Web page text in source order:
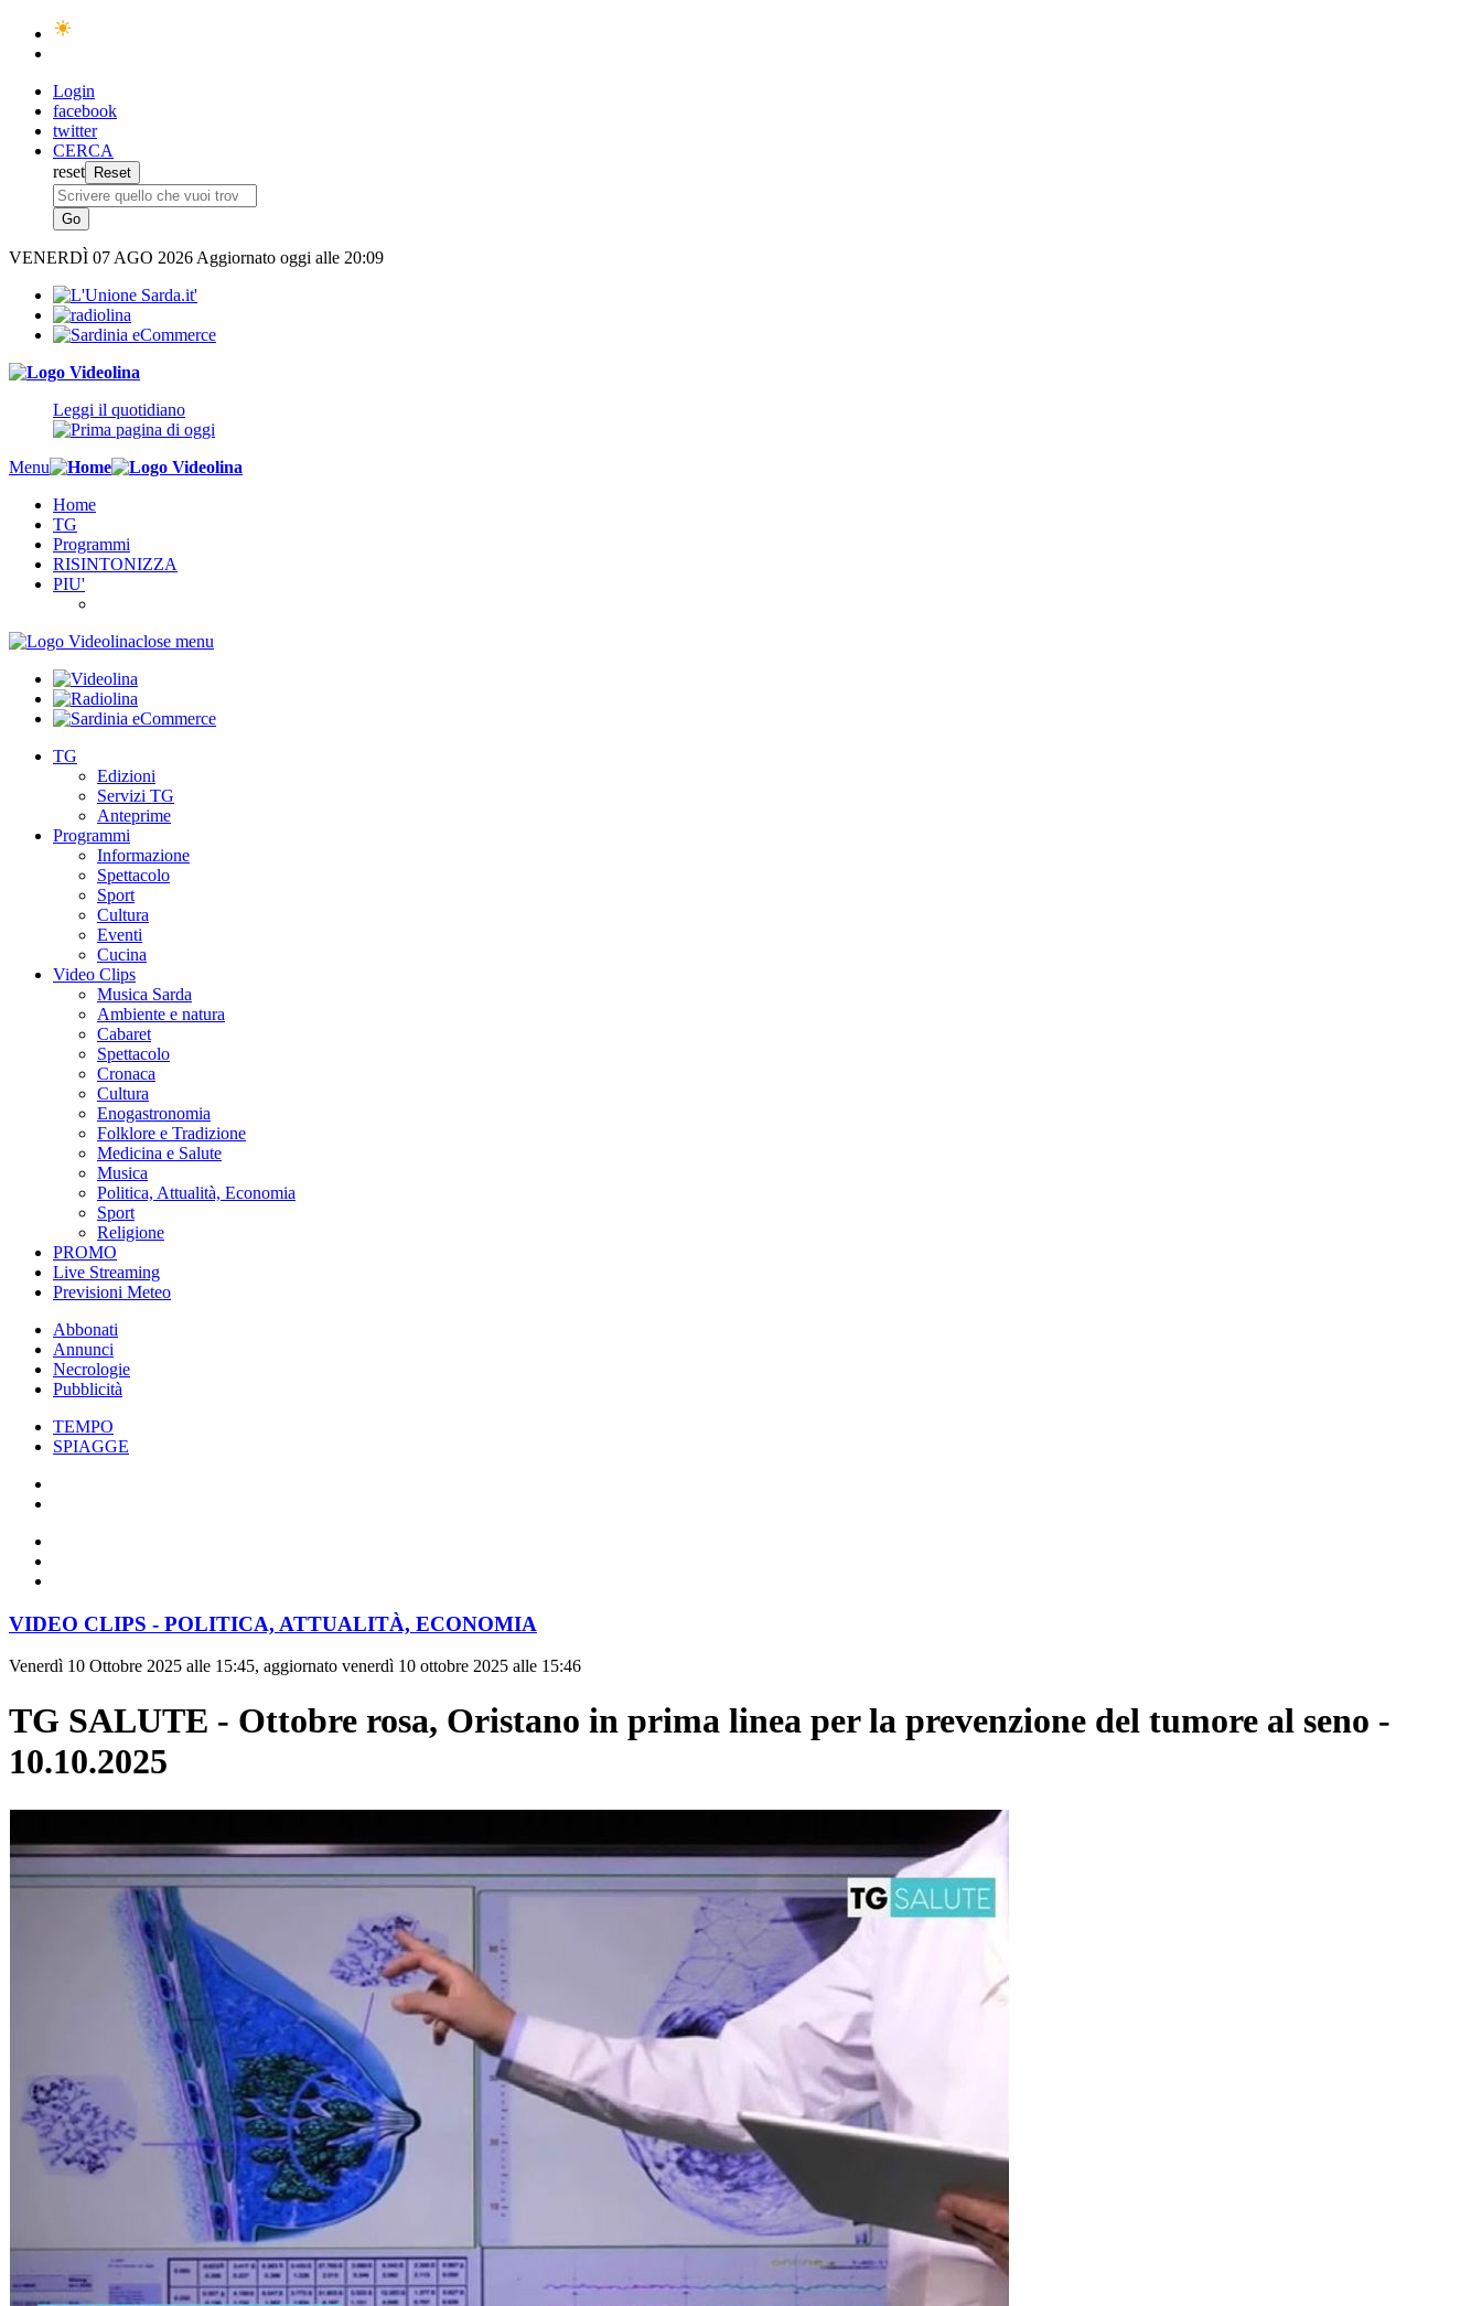
Login
facebook
twitter
CERCA
reset
VENERDÌ 07 AGO 2026 Aggiornato oggi alle 20:09
Leggi il quotidiano
Menu
Home
TG
Programmi
RISINTONIZZA
PIU'
close menu
TG
Edizioni
Servizi TG
Anteprime
Programmi
Informazione
Spettacolo
Sport
Cultura
Eventi
Cucina
Video Clips
Musica Sarda
Ambiente e natura
Cabaret
Spettacolo
Cronaca
Cultura
Enogastronomia
Folklore e Tradizione
Medicina e Salute
Musica
Politica, Attualità, Economia
Sport
Religione
PROMO
Live Streaming
Previsioni Meteo
Abbonati
Annunci
Necrologie
Pubblicità
TEMPO
SPIAGGE
VIDEO CLIPS - POLITICA, ATTUALITÀ, ECONOMIA
Venerdì 10 Ottobre 2025 alle 15:45, aggiornato venerdì 10 ottobre 2025 alle 15:46
TG SALUTE - Ottobre rosa, Oristano in prima linea per la prevenzione del tumore al seno -
10.10.2025